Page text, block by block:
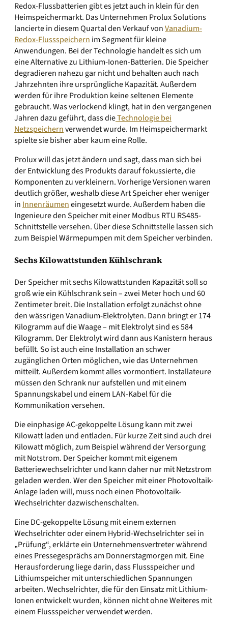
Redox-Flussbatterien gibt es jetzt auch in klein für den
Heimspeichermarkt. Das Unternehmen Prolux Solutions
lancierte in diesem Quartal den Verkauf vonVanadium-
Redox-Flussspeichern im Segment für kleine
Anwendungen. Bei der Technologie handelt es sich um
eine Alternative zu Lithium-Ionen-Batterien. Die Speicher
degradieren nahezu gar nicht und behalten auch nach
Jahrzehnten ihre ursprüngliche Kapazität. Außerdem
werden für ihre Produktion keine seltenen Elemente
gebraucht. Was verlockend klingt, hat in den vergangenen
Jahren dazu geführt, dass dieTechnologie bei
Netzspeichernverwendet wurde. Im Heimspeichermarkt
spielte sie bisher aber kaum eine Rolle.
Prolux will das jetzt ändern und sagt, dass man sich bei
der Entwicklung des Produkts darauf fokussierte, die
Komponenten zu verkleinern. Vorherige Versionen waren
deutlich größer, weshalb diese Art Speicher eher weniger
in Innenräumeneingesetzt wurde. Außerdem haben die
Ingenieure den Speicher mit einer Modbus RTU RS485-
Schnittstelle versehen. Über diese Schnittstelle lassen sich
zum Beispiel Wärmepumpen mit dem Speicher verbinden.
Sechs Kilowattstunden Kühlschrank
Der Speicher mit sechs Kilowattstunden Kapazität soll so
groß wie ein Kühlschrank sein – zwei Meter hoch und 60
Zentimeter breit. Die Installation erfolgt zunächst ohne
den wässrigen Vanadium-Elektrolyten. Dann bringt er 174
Kilogramm auf die Waage – mit Elektrolyt sind es 584
Kilogramm. Der Elektrolyt wird dann aus Kanistern heraus
befüllt. So ist auch eine Installation an schwer
zugänglichen Orten möglichen, wie das Unternehmen
mitteilt. Außerdem kommt alles vormontiert. Installateure
müssen den Schrank nur aufstellen und mit einem
Spannungskabel und einem LAN-Kabel für die
Kommunikation versehen.
Die einphasige AC-gekoppelte Lösung kann mit zwei
Kilowatt laden und entladen. Für kurze Zeit sind auch drei
Kilowatt möglich, zum Beispiel während der Versorgung
mit Notstrom. Der Speicher kommt mit eigenem
Batteriewechselrichter und kann daher nur mit Netzstrom
geladen werden. Wer den Speicher mit einer Photovoltaik-
Anlage laden will, muss noch einen Photovoltaik-
Wechselrichter dazwischenschalten.
Eine DC-gekoppelte Lösung mit einem externen
Wechselrichter oder einem Hybrid-Wechselrichter sei in
„Prüfung“, erklärte ein Unternehmensvertreter während
eines Pressegesprächs am Donnerstagmorgen mit. Eine
Herausforderung liege darin, dass Flussspeicher und
Lithiumspeicher mit unterschiedlichen Spannungen
arbeiten. Wechselrichter, die für den Einsatz mit Lithium-
Ionen entwickelt wurden, können nicht ohne Weiteres mit
einem Flussspeicher verwendet werden.